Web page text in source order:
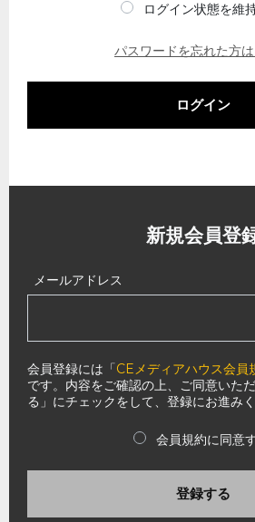
ログイン状態を維
パスワードを忘れた方
ログイン
新規会員登
メールアドレス
会員登録には「CEメディアハウス会員
です。内容をご確認の上、ご同意いた
る」にチェックをして、登録にお進みく
会員規約に同意
登録する